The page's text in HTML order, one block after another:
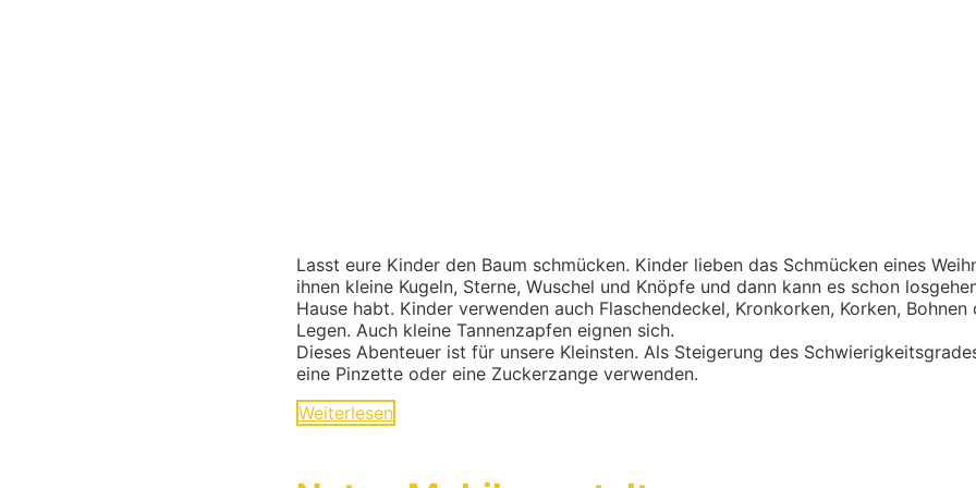
Lasst eure Kinder den Baum schmücken. Kinder lieben das Schmücken eines
ihnen kleine Kugeln, Sterne, Wuschel und Knöpfe und dann kann es schon
Hause habt. Kinder verwenden auch Flaschendeckel, Kronkorken, Korken,
Legen. Auch kleine Tannenzapfen eignen sich.
Dieses Abenteuer ist für unsere Kleinsten. Als Steigerung des
eine Pinzette oder eine Zuckerzange verwenden.
Weiterlesen